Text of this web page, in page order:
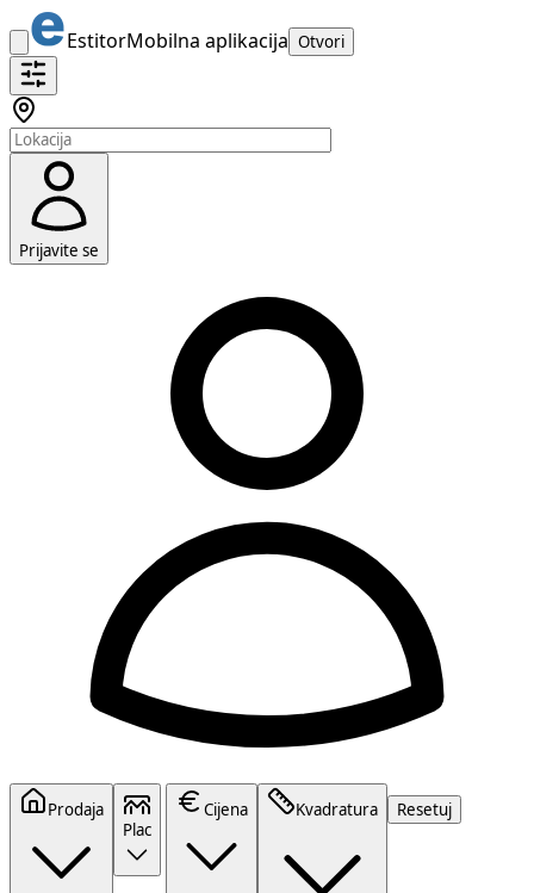
EstitorMobilna aplikacija Otvori
Prijavite se
Prodaja
Plac
Cijena Kvadratura Resetuj